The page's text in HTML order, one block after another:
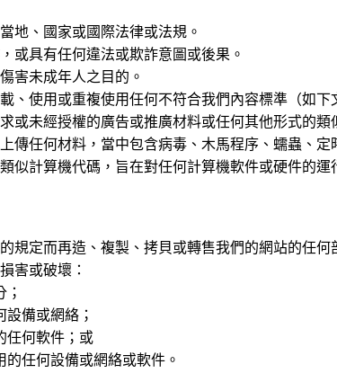
地、國家或國際法律或法規。
或具有任何違法或欺詐意圖或後果。
害未成年人之目的。
、使用或重複使用任何不符合我們內容標準（如下
或未經授權的廣告或推廣材料或任何其他形式的類
傳任何材料，當中包含病毒、木馬程序、蠕蟲、
似計算機代碼，旨在對任何計算機軟件或硬件的運
的規定而再造、複製、拷貝或轉售我們的網站的任何
害或破壞：
備或網絡；
任何軟件；或
任何設備或網絡或軟件。